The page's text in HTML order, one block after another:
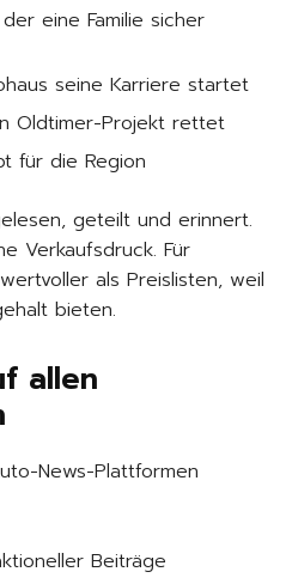
eine Familie sicher
seine Karriere startet
Oldtimer-Projekt rettet
für die Region
geteilt und erinnert.
Verkaufsdruck. Für
als Preislisten, weil
bieten.
allen
News-Plattformen
Beiträge